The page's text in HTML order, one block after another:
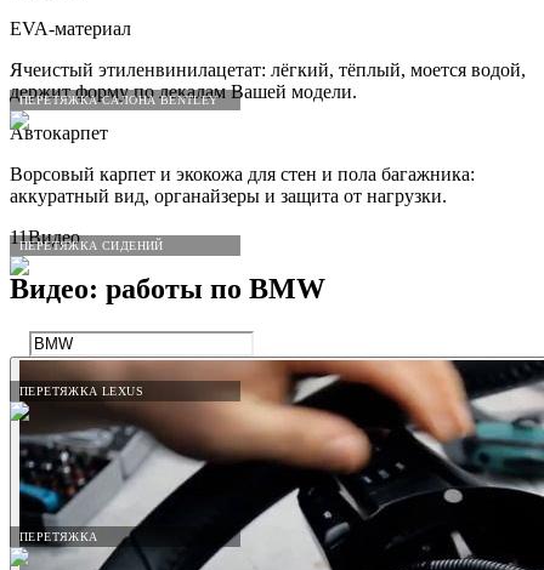
ПЕРЕТЯЖКА САЛОНА BENTLEY
ПЕРЕТЯЖКА СИДЕНИЙ
ПЕРЕТЯЖКА LEXUS
ПЕРЕТЯЖКА
EVA-материал
Ячеистый этиленвинилацетат: лёгкий, тёплый, моется водой,
держит форму по лекалам Вашей модели.
Автокарпет
Ворсовый карпет и экокожа для стен и пола багажника:
аккуратный вид, органайзеры и защита от нагрузки.
11Видео
Видео: работы по BMW